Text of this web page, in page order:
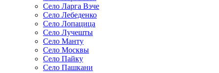
Село Ларга Вэче
Село Лебеденко
Село Лопацица
Село Лучешты
Село Манту
Село Москвы
Село Пайку
Село Пашкани